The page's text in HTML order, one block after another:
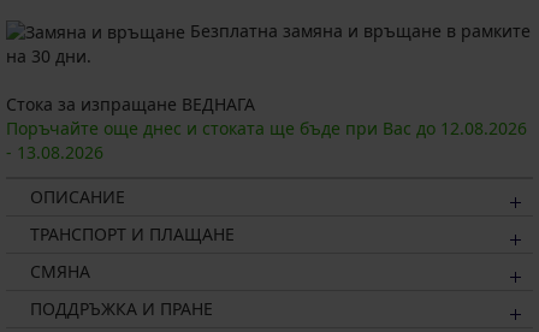
Безплатна замяна и връщане в рамките
на 30 дни.
Стока за изпращане ВЕДНАГА
Поръчайте още днес и стоката ще бъде при Вас до 12.08.2026
- 13.08.2026
ОПИСАНИЕ
ТРАНСПОРТ И ПЛАЩАНЕ
СМЯНА
ПОДДРЪЖКА И ПРАНЕ